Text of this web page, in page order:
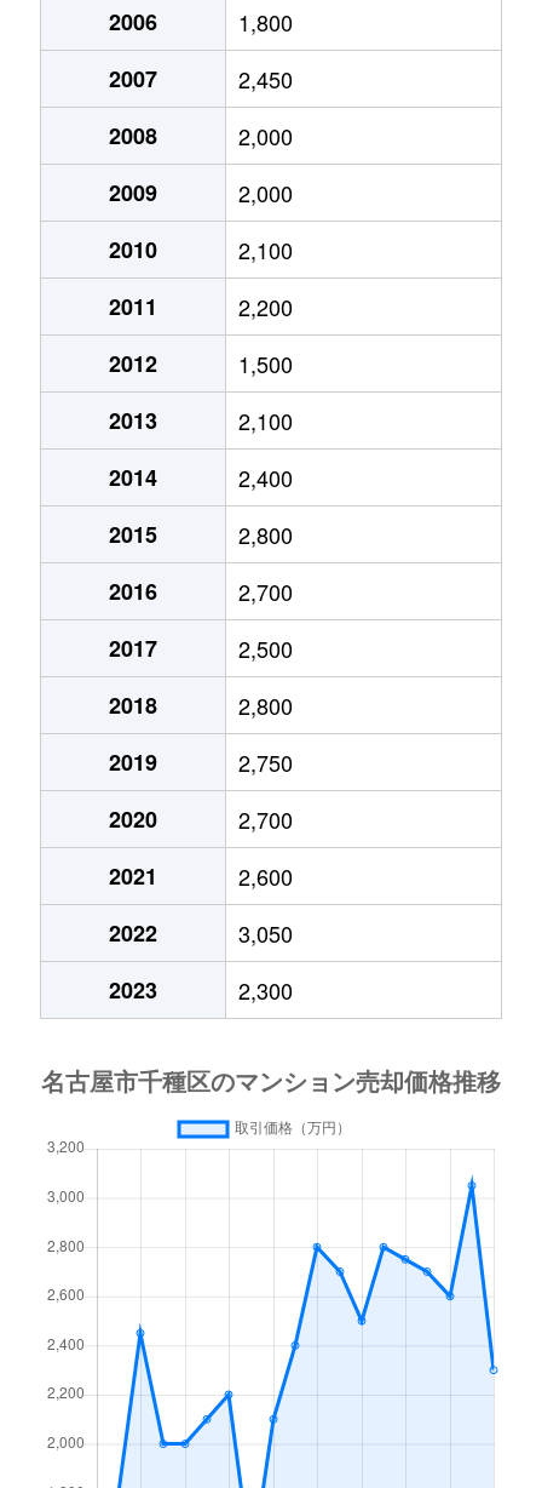
1,500万円
2,600万円
2,000万円
内山
1,600万円
今池(愛知)
内山
2,100万円
今池(愛知)
内山
1,600万円
今池(愛知)
内山
1,700万円
今池(愛知)
内山
1,600万円
千種
内山
2,600万円
千種
内山
6,200万円
千種
鏡池通
5,000万円
本山(愛知)
香流橋
1,300万円
小幡
香流橋
1,800万円
茶屋ケ坂
鹿子町
3,400万円
本山(愛知)
鹿子町
4,200万円
本山(愛知)
鹿子殿
2,400万円
自由ケ丘(愛知)
唐山町
5,500万円
東山公園(愛知)
唐山町
6,600万円
東山公園(愛知)
唐山町
5,400万円
東山公園(愛知)
唐山町
2,700万円
東山公園(愛知)
神田町
今池(愛知)
神田町
1,300万円
今池(愛知)
2,200万円
今池(愛知)
1,400万円
今池(愛知)
菊坂町
390万円
下方町
1,300万円
自由ケ丘
6,400万円
汁谷町
3,400万円
汁谷町
4,000万円
城山新町
2,000万円
1,900万円
2,300万円
振甫町
3,400万円
振甫町
2,000万円
振甫町
2,300万円
82,000万円
3,600万円
田代町
2,200万円
田代町
2,100万円
3,700万円
11,000万円
千種
2,000万円
吹上(愛知)
千種
2,900万円
吹上(愛知)
千種
2,300万円
吹上(愛知)
1,300万円
東明町
東山公園(愛知)
徳川山町
7,300万円
自由ケ丘(愛知)
仲田
45,000万円
仲田
3,000万円
今池(愛知)
10,000万円
西山元町
6,400万円
160,000万円
大久手町
2,800万円
大久手町
3,900万円
大島町
4,900万円
大島町
5,700万円
大島町
4,100万円
大島町
7,000万円
鏡池通
2,300万円
鏡池通
4,300万円
香流橋
3,800万円
鹿子町
2,800万円
鹿子町
15,000万円
鹿子殿
3,900万円
鹿子殿
7,900万円
唐山町
8,800万円
唐山町
8,500万円
清住町
東山公園(愛知)
楠元町
13,000万円
向陽町
14,000万円
古出来
27,000万円
2006
1,800
2007
2,450
2008
2,000
2009
2,000
2010
2,100
2011
2,200
2012
1,500
2013
2,100
2014
2,400
2015
2,800
2016
2,700
2017
2,500
2018
2,800
2019
2,750
2020
2,700
2021
2,600
2022
3,050
2023
2,300